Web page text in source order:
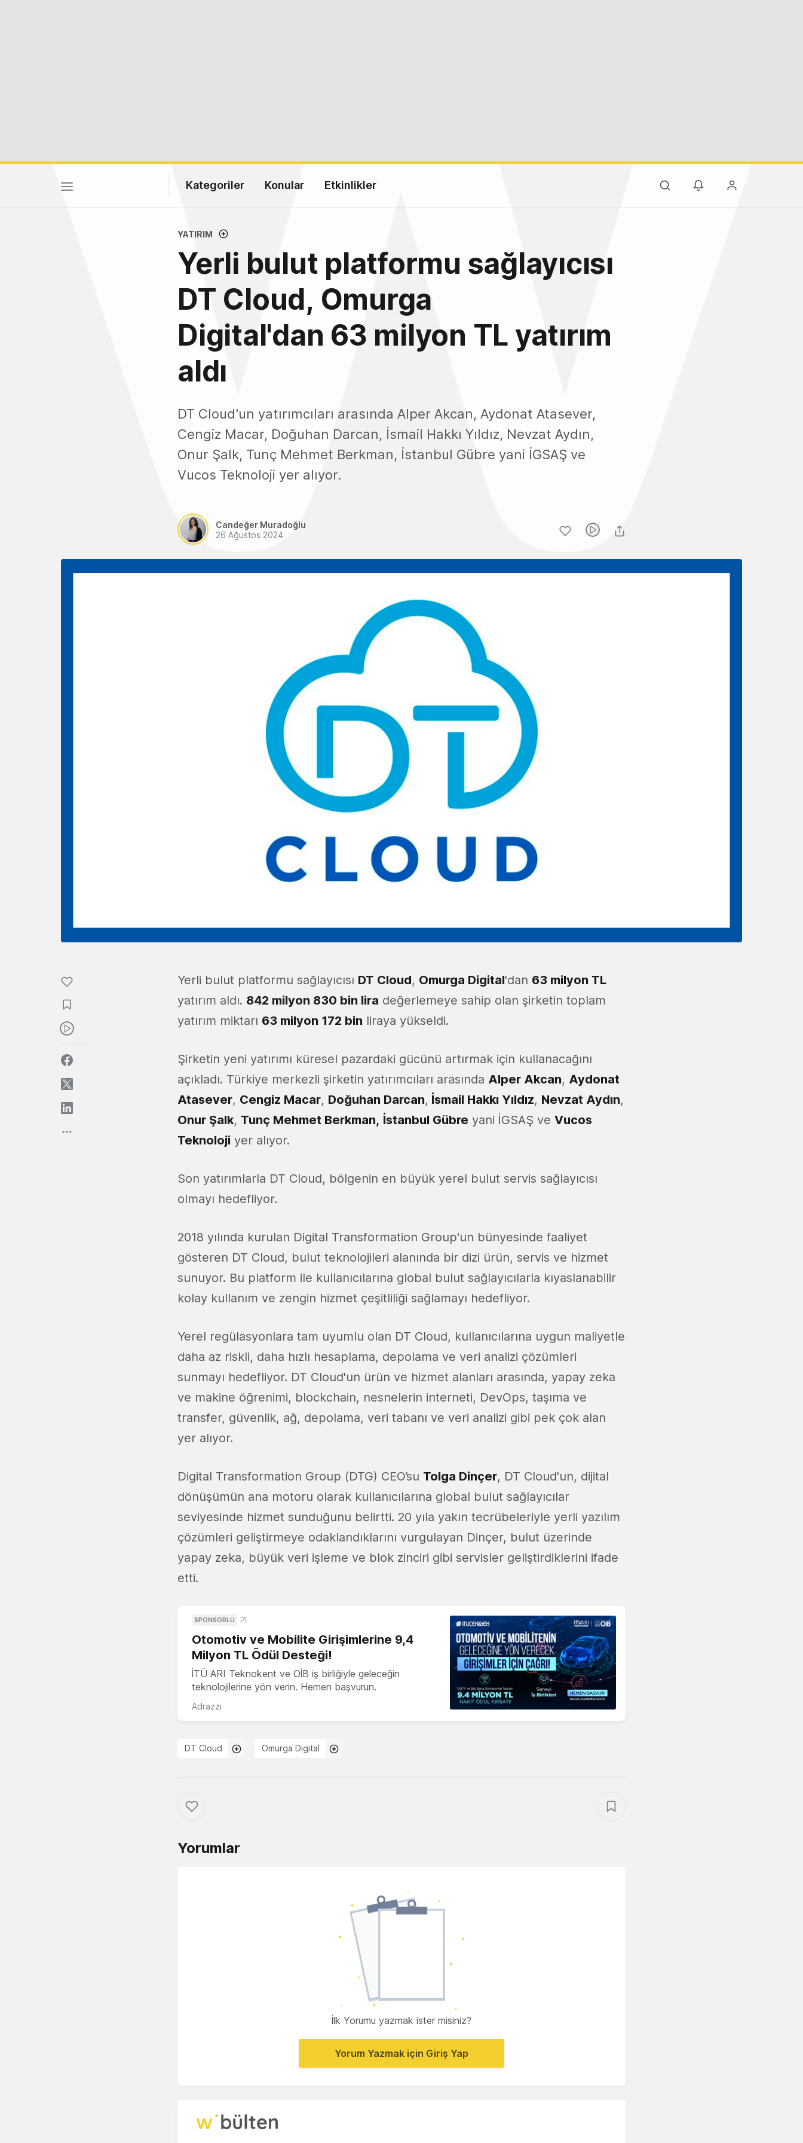
Kategoriler Konular Etkinlikler
YATIRIM
Yerli bulut platformu sağlayıcısı
DT Cloud, Omurga
Digital'dan 63 milyon TL yatırım
aldı
DT Cloud'un yatırımcıları arasında Alper Akcan, Aydonat Atasever,
Cengiz Macar, Doğuhan Darcan, İsmail Hakkı Yıldız, Nevzat Aydın,
Onur Şalk, Tunç Mehmet Berkman, İstanbul Gübre yani İGSAŞ ve
Vucos Teknoloji yer alıyor.
Candeğer Muradoğlu
26 Ağustos 2024
Yerli bulut platformu sağlayıcısı DT Cloud, Omurga Digital'dan 63 milyon TL
yatırım aldı. 842 milyon 830 bin lira değerlemeye sahip olan şirketin toplam
yatırım miktarı 63 milyon 172 bin liraya yükseldi.
Şirketin yeni yatırımı küresel pazardaki gücünü artırmak için kullanacağını
açıkladı. Türkiye merkezli şirketin yatırımcıları arasında Alper Akcan, Aydonat
Atasever, Cengiz Macar, Doğuhan Darcan, İsmail Hakkı Yıldız, Nevzat Aydın,
Onur Şalk, Tunç Mehmet Berkman, İstanbul Gübre yani İGSAŞ ve Vucos
Teknoloji yer alıyor.
Son yatırımlarla DT Cloud, bölgenin en büyük yerel bulut servis sağlayıcısı
olmayı hedefliyor.
2018 yılında kurulan Digital Transformation Group'un bünyesinde faaliyet
gösteren DT Cloud, bulut teknolojileri alanında bir dizi ürün, servis ve hizmet
sunuyor. Bu platform ile kullanıcılarına global bulut sağlayıcılarla kıyaslanabilir
kolay kullanım ve zengin hizmet çeşitliliği sağlamayı hedefliyor.
Yerel regülasyonlara tam uyumlu olan DT Cloud, kullanıcılarına uygun maliyetle
daha az riskli, daha hızlı hesaplama, depolama ve veri analizi çözümleri
sunmayı hedefliyor. DT Cloud'un ürün ve hizmet alanları arasında, yapay zeka
ve makine öğrenimi, blockchain, nesnelerin interneti, DevOps, taşıma ve
transfer, güvenlik, ağ, depolama, veri tabanı ve veri analizi gibi pek çok alan
yer alıyor.
Digital Transformation Group (DTG) CEO’su Tolga Dinçer, DT Cloud'un, dijital
dönüşümün ana motoru olarak kullanıcılarına global bulut sağlayıcılar
seviyesinde hizmet sunduğunu belirtti. 20 yıla yakın tecrübeleriyle yerli yazılım
çözümleri geliştirmeye odaklandıklarını vurgulayan Dinçer, bulut üzerinde
yapay zeka, büyük veri işleme ve blok zinciri gibi servisler geliştirdiklerini ifade
etti.
SPONSORLU
Otomotiv ve Mobilite Girişimlerine 9,4
Milyon TL Ödül Desteği!
İTÜ ARI Teknokent ve OİB iş birliğiyle geleceğin
teknolojilerine yön verin. Hemen başvurun.
Adrazzi
DT Cloud Omurga Digital
Yorumlar
İlk Yorumu yazmak ister misiniz?
Yorum Yazmak için Giriş Yap